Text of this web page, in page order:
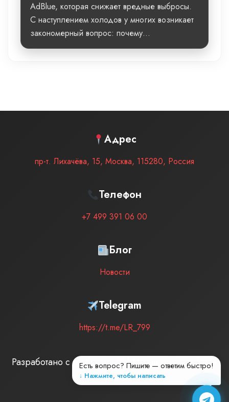
AdBlue, которая снижает вредные выбросы.
С наступлением холодов у многих возникает
закономерный вопрос: почему...
Адрес
пр-т. Лихачёва, 15, Москва, 115280, Россия
Телефон
+7 499 391 06 00
Блог
Новости
Telegram
https://t.me/LR_799
Разработано с любовью | Мы на рынке –2874
дней
Есть вопрос? Пишите — ответим быстро!
↓ Нажмите, чтобы написать